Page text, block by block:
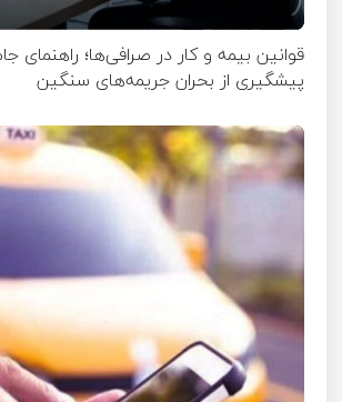
قوانین بیمه و کار در صرافی‌ها؛ راهنمای
پیشگیری از بحران جریمه‌های سنگین